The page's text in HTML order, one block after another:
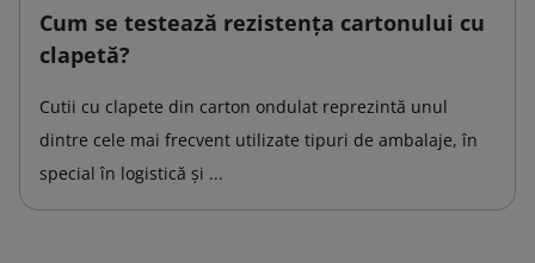
Cum se testează rezistența cartonului cu
clapetă?
Cutii cu clapete din carton ondulat reprezintă unul
dintre cele mai frecvent utilizate tipuri de ambalaje, în
special în logistică și ...